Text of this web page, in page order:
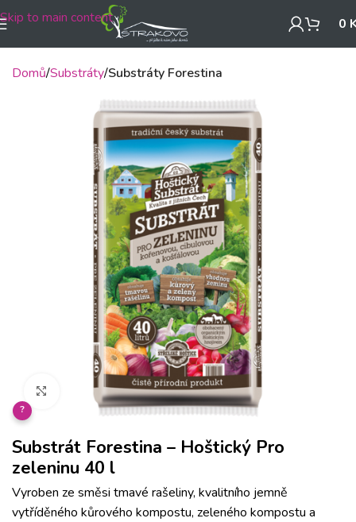
Skip to main content 0
Domů Substráty Substráty Forestina
Klikněte pro zvětšení
?
Substrát Forestina – Hoštický Pro
zeleninu 40 l
Vyroben ze směsi tmavé rašeliny, kvalitního jemně
vytříděného kůrového kompostu, zeleného kompostu a